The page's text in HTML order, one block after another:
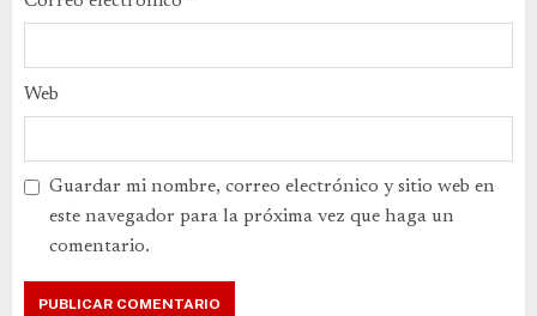
Web
Guardar mi nombre, correo electrónico y sitio web en
este navegador para la próxima vez que haga un
comentario.